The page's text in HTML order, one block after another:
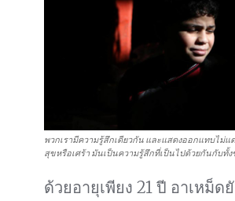
พวกเรามีความรู้สึกเดียวกัน และแสดงออกแทบไม่แ
สุขหรือเศร้า มันเป็นความรู้สึกที่เป็นไปด้วยกันกับทั้
ด้วยอายุเพียง 21 ปี อาเหม็ด